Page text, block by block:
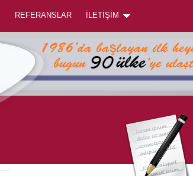
REFERANSLAR İLETİŞİM